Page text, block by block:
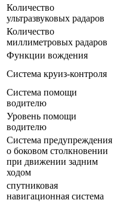
Количество
ультразвуковых радаров
Количество
миллиметровых радаров
Функции вождения
Система круиз-контроля
Система помощи
водителю
Уровень помощи
водителю
Система предупреждения
о боковом столкновении
при движении задним
ходом
спутниковая
навигационная система